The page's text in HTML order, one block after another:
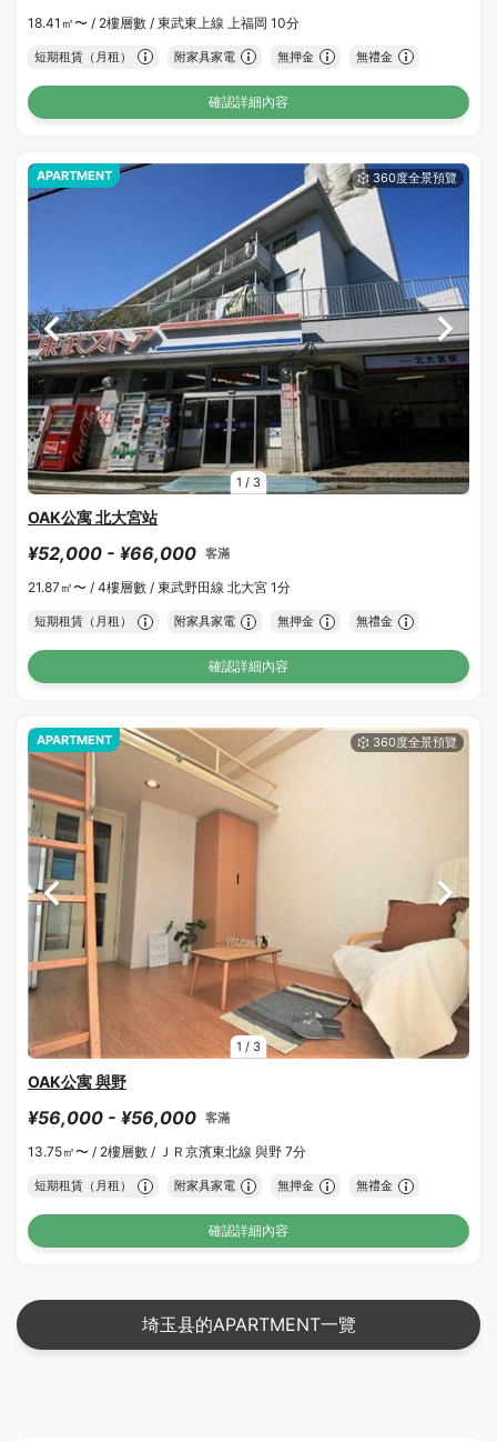
18.41㎡〜 / 2樓層數 / 東武東上線 上福岡 10分
短期租賃（月租） 附家具家電 無押金 無禮金
確認詳細內容
1 / 3
APARTMENT
OAK公寓 北大宮站
¥52,000 - ¥66,000 客滿
21.87㎡〜 / 4樓層數 / 東武野田線 北大宮 1分
短期租賃（月租） 附家具家電 無押金 無禮金
確認詳細內容
1 / 3
APARTMENT
OAK公寓 與野
¥56,000 - ¥56,000 客滿
13.75㎡〜 / 2樓層數 / ＪＲ京濱東北線 與野 7分
短期租賃（月租） 附家具家電 無押金 無禮金
確認詳細內容
埼玉县的APARTMENT一覽